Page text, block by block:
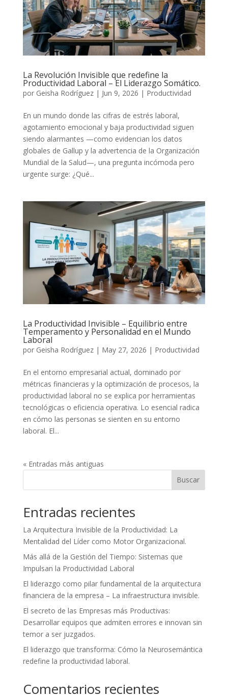
La Revolución Invisible que redefine la
Productividad Laboral – El Liderazgo Somático.
por Geisha Rodríguez| Jun 9, 2026 | Productividad
En un mundo donde las cifras de estrés laboral,
agotamiento emocional y baja productividad siguen
siendo alarmantes —como evidencian los datos
globales de Gallup y la advertencia de la Organización
Mundial de la Salud—, una pregunta incómoda pero
urgente surge: ¿Qué...
La Productividad Invisible – Equilibrio entre
Temperamento y Personalidad en el Mundo
Laboral
por Geisha Rodríguez| May 27, 2026 | Productividad
En el entorno empresarial actual, dominado por
métricas financieras y la optimización de procesos, la
productividad laboral no se explica por herramientas
tecnológicas o eficiencia operativa. Lo esencial radica
en cómo las personas se sienten en su entorno
laboral. El...
« Entradas más antiguas
Buscar
Entradas recientes
La Arquitectura Invisible de la Productividad: La
Mentalidad del Líder como Motor Organizacional.
Más allá de la Gestión del Tiempo: Sistemas que
Impulsan la Productividad Laboral
El liderazgo como pilar fundamental de la arquitectura
financiera de la empresa – La infraestructura invisible.
El secreto de las Empresas más Productivas:
Desarrollar equipos que admiten errores e innovan sin
temor a ser juzgados.
El liderazgo que transforma: Cómo la Neurosemántica
redefine la productividad laboral.
Comentarios recientes